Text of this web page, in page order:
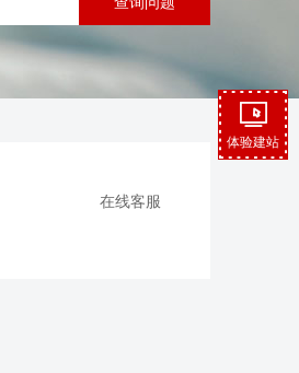
在线客服
体验建站